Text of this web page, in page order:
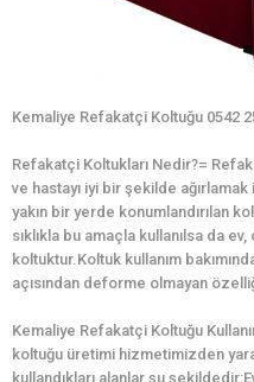
Kemaliye Refakatçi Koltuğu 0542
Refakatçi Koltukları Nedir?=
ve hastayı iyi bir şekilde ağırlamak
yakın bir yerde konumlandırılan
sıklıkla bu amaçla kullanılsa da
koltuktur.Koltuk kullanım
açısından deforme olmayan
Kemaliye Refakatçi Koltuğu
koltuğu üretimi hizmetimizden
kullandıkları alanlar şu